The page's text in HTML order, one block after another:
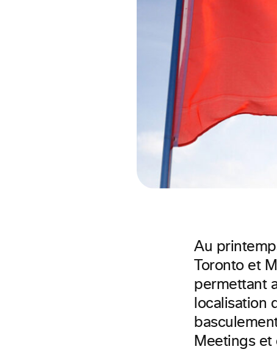
Au
Toronto et
permettant
localisation
Meetings et